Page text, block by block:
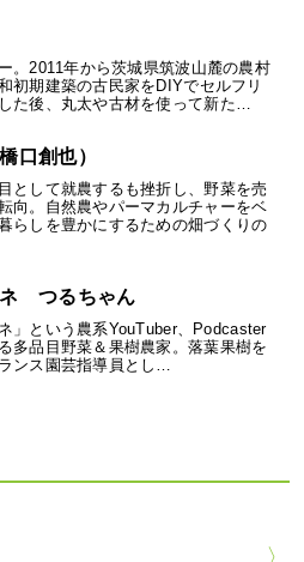
。2011年から茨城県筑波山麓の農村
初期建築の古民家をDIYでセルフリ
た後、丸太や古材を使って新た…
口創也）
として就農するも挫折し、野菜を売
向。自然農やパーマカルチャーをベ
らしを豊かにするための畑づくりの
ネ つるちゃん
」という農系YouTuber、Podcaster
多品目野菜＆果樹農家。落葉果樹を
ンス園芸指導員とし…